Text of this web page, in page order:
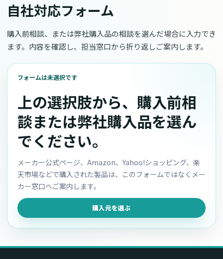
自社対応フォーム
購入前相談、または弊社購入品の相談を選んだ場合に入力でき
ます。内容を確認し、担当窓口から折り返しご案内します。
フォームは未選択です
上の選択肢から、購入前相
談または弊社購入品を選ん
でください。
メーカー公式ページ、Amazon、Yahoo!ショッピング、楽
天市場などで購入された製品は、このフォームではなくメー
カー窓口へご案内します。
購入元を選ぶ